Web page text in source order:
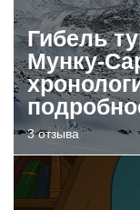
Гибель
Мунку-
3 отзыва